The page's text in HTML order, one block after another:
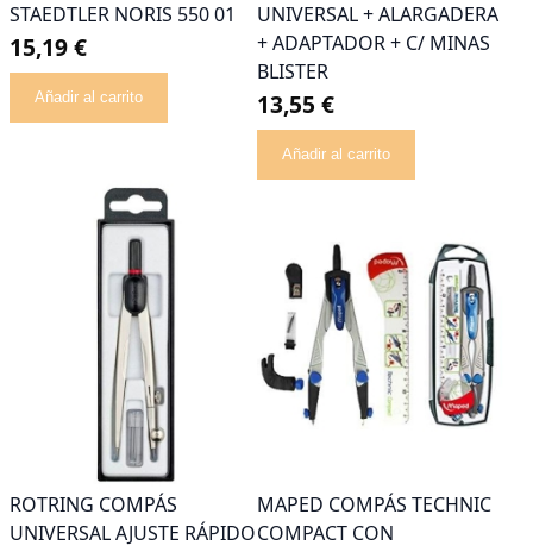
STAEDTLER NORIS 550 01
15,19 €
Añadir al carrito
UNIVERSAL + ALARGADERA
+ ADAPTADOR + C/ MINAS
BLISTER
13,55 €
Añadir al carrito
ROTRING COMPÁS
UNIVERSAL AJUSTE RÁPIDO
MAPED COMPÁS TECHNIC
COMPACT CON